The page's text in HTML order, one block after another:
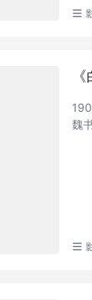
魏